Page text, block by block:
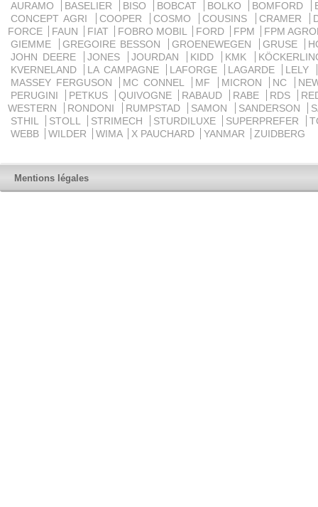
AURAMO
BASELIER BISO BOBCAT BOLKO BOMFORD
CONCEPT AGRI
COOPER COSMO COUSINS CRAMER
FORCE
FAUN FIAT FOBRO MOBIL FORD FPM
FPM
GIEMME
GREGOIRE BESSON GROENEWEGEN GRUSE
JOHN DEERE
JONES JOURDAN KIDD KMK
KVERNELAND
LA CAMPAGNE LAFORGE LAGARDE
LELY
MASSEY FERGUSON
MC CONNEL MF MICRON NC
PERUGINI
PETKUS QUIVOGNE RABAUD RABE RDS
WESTERN
RONDONI RUMPSTAD SAMON SANDERSON
STHIL
STOLL STRIMECH STURDILUXE SUPERPREFER
WEBB
WILDER WIMA X PAUCHARD YANMAR ZUIDBERG
Mentions légales